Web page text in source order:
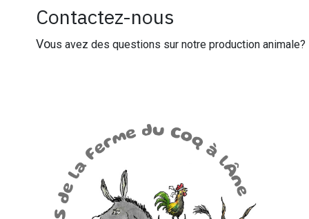
Contactez-nous
Vous avez des questions sur notre production animale?